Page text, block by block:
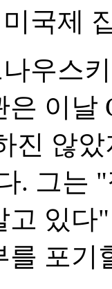
국제
우스
은 이날
진 않
. 그는
고 있
를 포기